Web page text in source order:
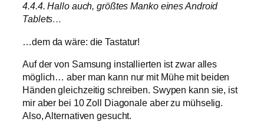
4.4.4. Hallo auch, größtes Manko eines Android
Tablets…
…dem da wäre: die Tastatur!
Auf der von Samsung installierten ist zwar alles
möglich… aber man kann nur mit Mühe mit beiden
Händen gleichzeitig schreiben. Swypen kann sie, ist
mir aber bei 10 Zoll Diagonale aber zu mühselig.
Also, Alternativen gesucht.